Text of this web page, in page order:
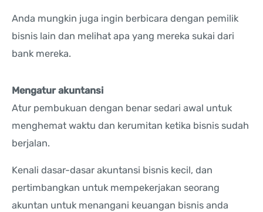
Anda mungkin juga ingin berbicara dengan pemilik
bisnis lain dan melihat apa yang mereka sukai dari
bank mereka.
Mengatur akuntansi
Atur pembukuan dengan benar sedari awal untuk
menghemat waktu dan kerumitan ketika bisnis sudah
berjalan.
Kenali dasar-dasar akuntansi bisnis kecil, dan
pertimbangkan untuk mempekerjakan seorang
akuntan untuk menangani keuangan bisnis anda